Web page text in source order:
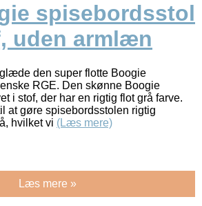
spisebordsstol
uden armlæn
den super flotte Boogie
RGE. Den skønne Boogie
i stof, der har en rigtig flot grå farve.
at gøre spisebordsstolen rigtig
hvilket vi (Læs mere)
Læs mere »